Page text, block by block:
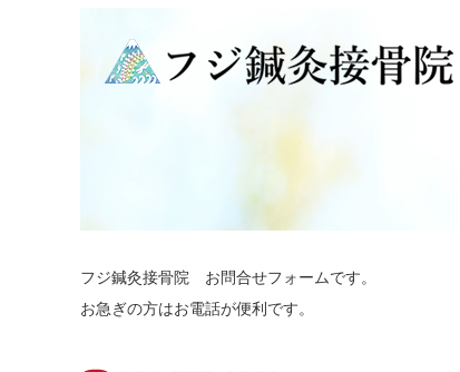
フジ鍼灸接骨院 お問合せフォームです。
お急ぎの方はお電話が便利です。